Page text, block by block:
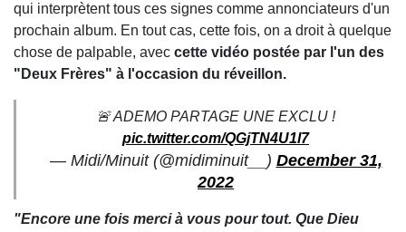
qui interprètent tous ces signes comme annonciateurs d'un
prochain album. En tout cas, cette fois, on a droit à quelque
chose de palpable, avec cette vidéo postée par l'un des
"Deux Frères" à l'occasion du réveillon.
🚨 ADEMO PARTAGE UNE EXCLU !
pic.twitter.com/QGjTN4U1l7
— Midi/Minuit (@midiminuit__) December 31,
2022
"Encore une fois merci à vous pour tout. Que Dieu